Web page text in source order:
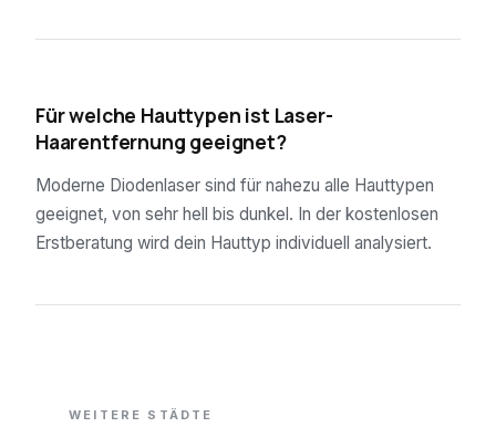
Für welche Hauttypen ist Laser-
Haarentfernung geeignet?
Moderne Diodenlaser sind für nahezu alle Hauttypen
geeignet, von sehr hell bis dunkel. In der kostenlosen
Erstberatung wird dein Hauttyp individuell analysiert.
WEITERE STÄDTE